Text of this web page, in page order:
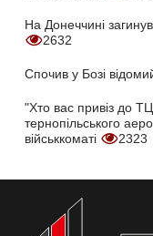
На Донеччині
2632
Спочив у Бозі
"Хто вас привіз до
тернопільського
військкоматі
2323